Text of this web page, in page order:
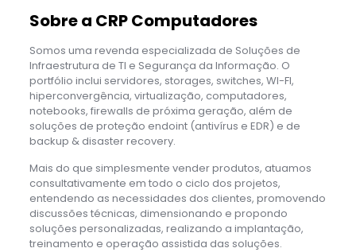
Sobre a CRP Computadores
Somos uma revenda especializada de Soluções de
Infraestrutura de TI e Segurança da Informação. O
portfólio inclui servidores, storages, switches, WI-FI,
hiperconvergência, virtualização, computadores,
notebooks, firewalls de próxima geração, além de
soluções de proteção endoint (antivírus e EDR) e de
backup & disaster recovery.
Mais do que simplesmente vender produtos, atuamos
consultativamente em todo o ciclo dos projetos,
entendendo as necessidades dos clientes, promovendo
discussões técnicas, dimensionando e propondo
soluções personalizadas, realizando a implantação,
treinamento e operação assistida das soluções.